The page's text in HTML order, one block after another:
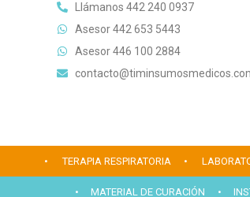
Llámanos 442 240 0937
Asesor 442 653 5443
Asesor 446 100 2884
• TERAPIA RESPIRATORIA •
• MATERIAL DE CURACIÓN •